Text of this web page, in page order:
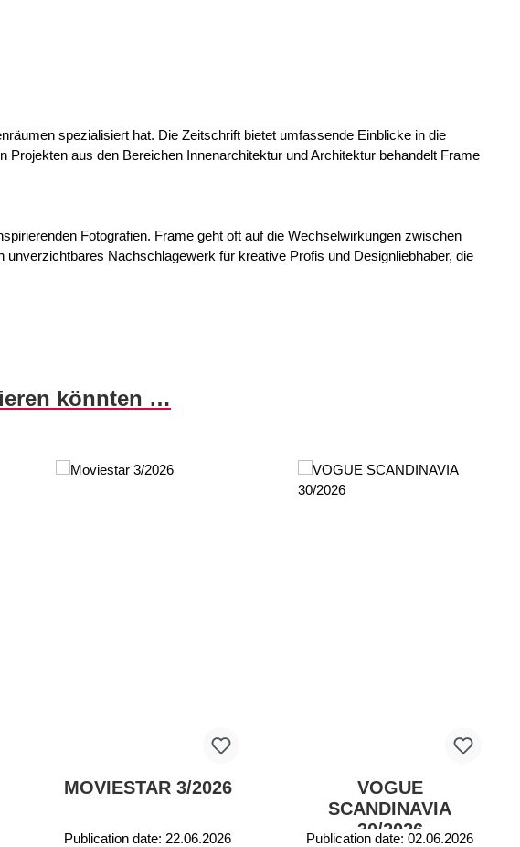
spezialisiert hat. Die Zeitschrift bietet umfassende Einblicke in die
aus den Bereichen Innenarchitektur und Architektur behandelt Frame
Fotografien. Frame geht oft auf die Wechselwirkungen zwischen
Nachschlagewerk für kreative Profis und Designliebhaber, die
könnten …
MOVIESTAR 3/2026
Publication date: 22.06.2026
VOGUE
SCANDINAVIA
30/2026
Publication date: 02.06.2026